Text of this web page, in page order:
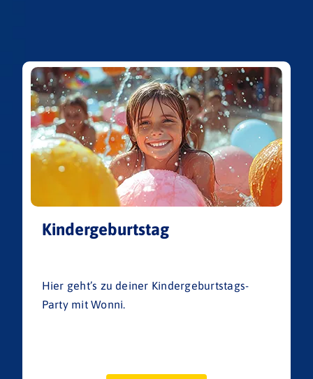
Kindergeburtstag
Hier geht’s zu deiner Kindergeburtstags-
Party mit Wonni.